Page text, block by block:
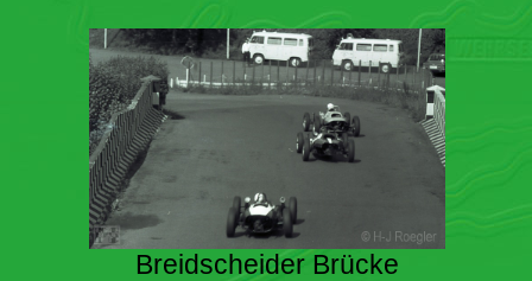
Breidscheider Brücke